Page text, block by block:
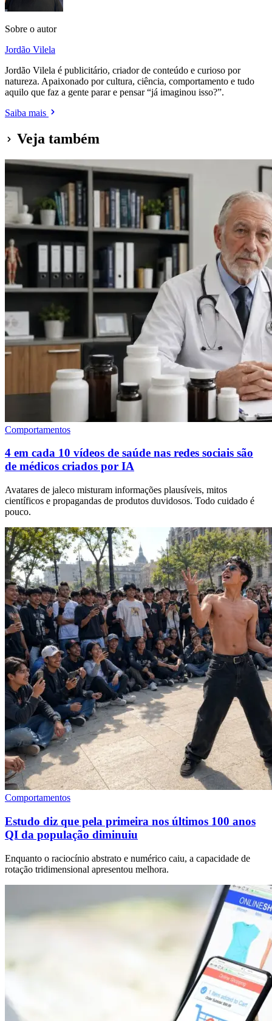
Sobre o autor
Jordão Vilela
Jordão Vilela é publicitário, criador de conteúdo e curioso por
natureza. Apaixonado por cultura, ciência, comportamento e tudo
aquilo que faz a gente parar e pensar “já imaginou isso?”.
Saiba mais
Veja também
Comportamentos
4 em cada 10 vídeos de saúde nas redes sociais são
de médicos criados por IA
Avatares de jaleco misturam informações plausíveis, mitos
científicos e propagandas de produtos duvidosos. Todo cuidado é
pouco.
Comportamentos
Estudo diz que pela primeira nos últimos 100 anos
QI da população diminuiu
Enquanto o raciocínio abstrato e numérico caiu, a capacidade de
rotação tridimensional apresentou melhora.